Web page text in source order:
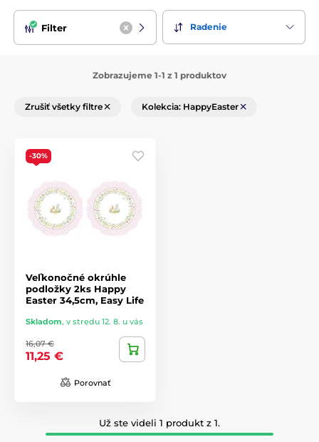
Filter Radenie
Zobrazujeme 1-1 z 1 produktov
Zrušiť všetky filtre Kolekcia: HappyEaster
-30%
Veľkonočné okrúhle
podložky 2ks Happy
Easter 34,5cm, Easy Life
Skladom, v stredu 12. 8. u vás
16,07 €
11,25 €
Porovnať
Už ste videli 1 produkt z 1.